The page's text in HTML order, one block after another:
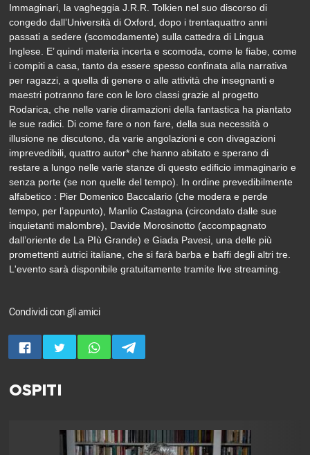
Immaginari, la vagheggia J.R.R. Tolkien nel suo discorso di
congedo dall’Università di Oxford, dopo i trentaquattro anni
passati a sedere (scomodamente) sulla cattedra di Lingua
Inglese. E’ quindi materia incerta e scomoda, come le fiabe, come
i compiti a casa, tanto da essere spesso confinata alla narrativa
per ragazzi, a quella di genere o alle attività che insegnanti e
maestri potranno fare con le loro classi grazie al progetto
Rodarica, che nelle varie diramazioni della fantastica ha piantato
le sue radici. Di come fare o non fare, della sua necessità o
illusione ne discutono, da varie angolazioni e con divagazioni
imprevedibili, quattro autor* che hanno abitato e sperano di
restare a lungo nelle varie stanze di questo edificio immaginario e
senza porte (se non quelle del tempo). In ordine prevedibilmente
alfabetico : Pier Domenico Baccalario (che modera e perde
tempo, per l’appunto), Manlio Castagna (circondato dalle sue
inquietanti malombre), Davide Morosinotto (accompagnato
dall’oriente de La PIù Grande) e Giada Pavesi, una delle più
promettenti autrici italiane, che si farà barba e baffi degli altri tre.
L'evento sarà disponibile gratuitamente tramite live streaming.
Condividi con gli amici
OSPITI